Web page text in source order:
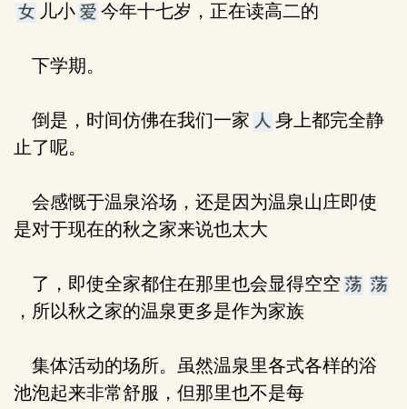
儿小
今年十七岁，正在读高二的
下学期。
倒是，时间仿佛在我们一家
身上都完全静
止了呢。
会感慨于温泉浴场，还是因为温泉山庄即使
是对于现在的秋之家来说也太大
了，即使全家都住在那里也会显得空空
，所以秋之家的温泉更多是作为家族
集体活动的场所。虽然温泉里各式各样的浴
池泡起来非常舒服，但那里也不是每